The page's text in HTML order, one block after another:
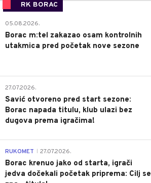
RK BORAC
05.08.2026.
Borac m:tel zakazao osam kontrolnih
utakmica pred početak nove sezone
27.07.2026.
Savić otvoreno pred start sezone:
Borac napada titulu, klub ulazi bez
dugova prema igračima!
RUKOMET 27.07.2026.
Borac krenuo jako od starta, igrači
jedva dočekali početak priprema: Cilj se